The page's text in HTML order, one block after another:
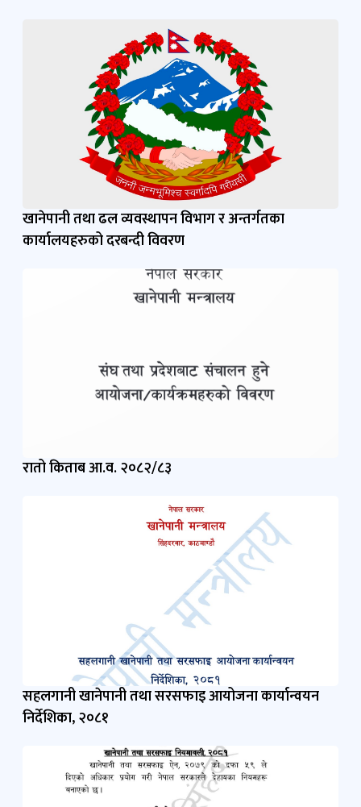
खानेपानी तथा ढल व्यवस्थापन विभाग र अन्तर्गतका
कार्यालयहरुको दरबन्दी विवरण
रातो किताब आ.व. २०८२/८३
सहलगानी खानेपानी तथा सरसफाइ आयोजना कार्यान्वयन
निर्देशिका, २०८१